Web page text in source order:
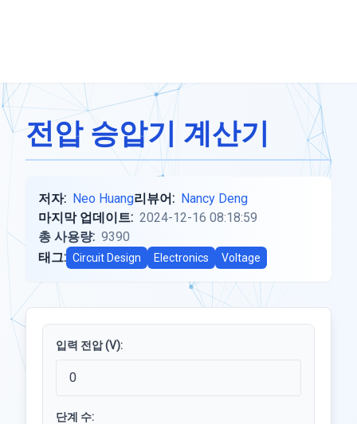
전압 승압기 계산기
저자: Neo Huang리뷰어: Nancy Deng
마지막 업데이트: 2024-12-16 08:18:59
총 사용량: 9390
태그: Circuit Design Electronics Voltage
입력 전압 (V):
단계 수: